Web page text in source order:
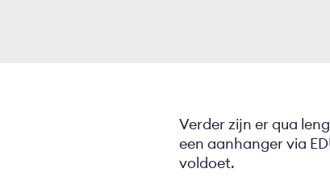
Verder zijn er qua
een aanhanger via
voldoet.